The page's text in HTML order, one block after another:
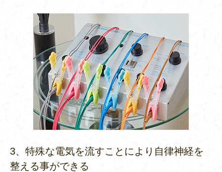
3、特殊な電気を流すことにより自律神経を
整える事ができる